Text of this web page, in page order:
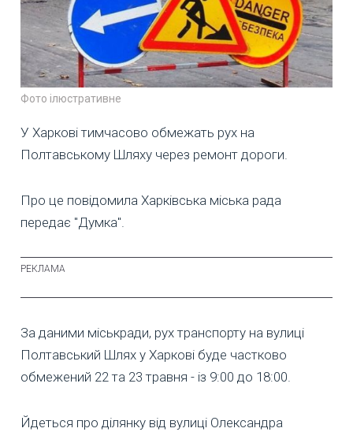
Фото ілюстративне
У Харкові тимчасово обмежать рух на
Полтавському Шляху через ремонт дороги.
Про це повідомила Харківська міська рада
передає "Думка".
За даними міськради, рух транспорту на вулиці
Полтавський Шлях у Харкові буде частково
обмежений 22 та 23 травня - із 9:00 до 18:00.
Йдеться про ділянку від вулиці Олександра